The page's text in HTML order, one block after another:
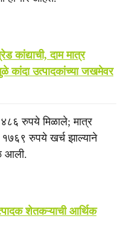
कांद्याची, दाम मात्र
कांदा उत्पादकांच्या जखमेवर
रुपये मिळाले; मात्र
१७६९ रुपये खर्च झाल्याने
आली.
शेतकऱ्याची आर्थिक